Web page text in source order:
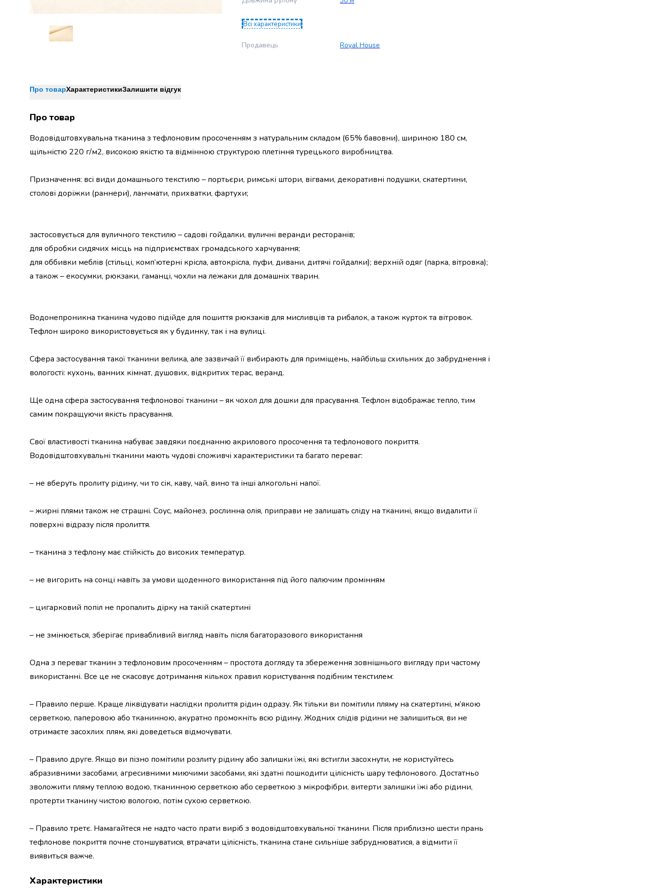
Ром
Текіла
Настоянки,
Саке
азійський
алкоголь
напої
та
алкоголю
Продукти
напої
вироби
Сухі
сніданки
швидкого
приготування
приправи
Цукор
випічки
Борошно
перець
Кухонна
Оцет
Продукти
і
Желе
для
Крупи
крупа
Вівсяна
Кускус
Булгур
Пшенична
крупа
Кіноа
Кукурудзяна
Ячна
Перлова
Пшоно
Консервовані
Рибні
Всі характеристики
Продавець Royal House
Про товарХарактеристикиЗалишити відгук
Про товар
Водовідштовхувальна тканина з тефлоновим просоченням з натуральним складом (65% бавовни), шириною 180 см,
щільністю 220 г/м2, високою якістю та відмінною структурою плетіння турецького виробництва.
Призначення: всі види домашнього текстилю – портьєри, римські штори, вігвами, декоративні подушки, скатертини,
столові доріжки (раннери), ланчмати, прихватки, фартухи;
застосовується для вуличного текстилю – садові гойдалки, вуличні веранди ресторанів;
для обробки сидячих місць на підприємствах громадського харчування;
для оббивки меблів (стільці, комп’ютерні крісла, автокрісла, пуфи, дивани, дитячі гойдалки); верхній одяг (парка, вітровка);
а також – екосумки, рюкзаки, гаманці, чохли на лежаки для домашніх тварин.
Водонепроникна тканина чудово підійде для пошиття рюкзаків для мисливців та рибалок, а також курток та вітровок.
Тефлон широко використовується як у будинку, так і на вулиці.
Сфера застосування такої тканини велика, але зазвичай її вибирають для приміщень, найбільш схильних до забруднення і
вологості: кухонь, ванних кімнат, душових, відкритих терас, веранд.
Ще одна сфера застосування тефлонової тканини – як чохол для дошки для прасування. Тефлон відображає тепло, тим
самим покращуючи якість прасування.
Свої властивості тканина набуває завдяки поєднанню акрилового просочення та тефлонового покриття.
Водовідштовхувальні тканини мають чудові споживчі характеристики та багато переваг:
– не вберуть пролиту рідину, чи то сік, каву, чай, вино та інші алкогольні напої.
– жирні плями також не страшні. Соус, майонез, рослинна олія, приправи не залишать сліду на тканині, якщо видалити її
поверхні відразу після пролиття.
– тканина з тефлону має стійкість до високих температур.
– не вигорить на сонці навіть за умови щоденного використання під його палючим промінням
– цигарковий попіл не пропалить дірку на такій скатертині
– не змінюється, зберігає привабливий вигляд навіть після багаторазового використання
Одна з переваг тканин з тефлоновим просоченням – простота догляду та збереження зовнішнього вигляду при частому
використанні. Все це не скасовує дотримання кількох правил користування подібним текстилем:
– Правило перше. Краще ліквідувати наслідки пролиття рідин одразу. Як тільки ви помітили пляму на скатертині, м’якою
серветкою, паперовою або тканинною, акуратно промокніть всю рідину. Жодних слідів рідини не залишиться, ви не
отримаєте засохлих плям, які доведеться відмочувати.
– Правило друге. Якщо ви пізно помітили розлиту рідину або залишки їжі, які встигли засохнути, не користуйтесь
абразивними засобами, агресивними миючими засобами, які здатні пошкодити цілісність шару тефлонового. Достатньо
зволожити пляму теплою водою, тканинною серветкою або серветкою з мікрофібри, витерти залишки їжі або рідини,
протерти тканину чистою вологою, потім сухою серветкою.
– Правило третє. Намагайтеся не надто часто прати виріб з водовідштовхувальної тканини. Після приблизно шести прань
тефлонове покриття почне стоншуватися, втрачати цілісність, тканина стане сильніше забруднюватися, а відмити її
виявиться важче.
Характеристики